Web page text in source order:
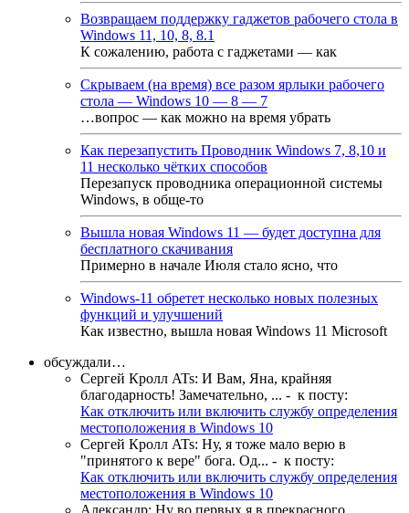
Возвращаем поддержку гаджетов рабочего стола в
Windows 11, 10, 8, 8.1
К сожалению, работа с гаджетами — как
Скрываем (на время) все разом ярлыки рабочего
стола — Windows 10 — 8 — 7
…вопрос — как можно на время убрать
Как перезапустить Проводник Windows 7, 8,10 и
11 несколько чётких способов
Перезапуск проводника операционной системы
Windows, в обще-то
Вышла новая Windows 11 — будет доступна для
бесплатного скачивания
Примерно в начале Июля стало ясно, что
Windows-11 обретет несколько новых полезных
функций и улучшений
Как известно, вышла новая Windows 11 Microsoft
обсуждали…
Сергей Кролл ATs: И Вам, Яна, крайняя
благодарность! Замечательно, ... - к посту:
Как отключить или включить службу определения
местоположения в Windows 10
Сергей Кролл ATs: Ну, я тоже мало верю в
"принятого к вере" бога. Од... - к посту:
Как отключить или включить службу определения
местоположения в Windows 10
Александр: Ну во первых я в прекрасного,